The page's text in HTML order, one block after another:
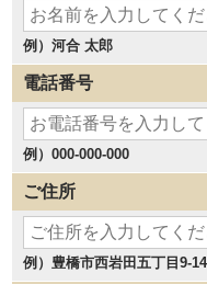
例）河合 太郎
電話番号
例）000-000-000
ご住所
例）豊橋市西岩田五丁目9-14